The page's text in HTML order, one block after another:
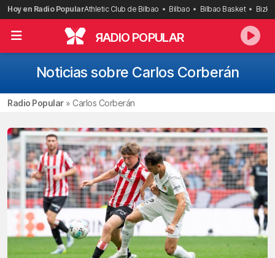
Saltar
al
contenido
Hoy en Radio PopularAthletic Club de Bilbao Bilbao Bilbao Basket
RADIO POPULAR
Noticias sobre Carlos Corberán
Radio Popular» Carlos Corberán